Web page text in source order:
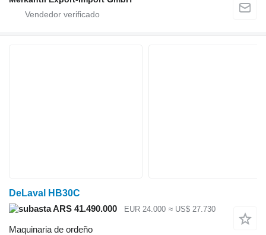
DeLaval HB30C
ARS 41.490.000
EUR 24.000 ≈ US$ 27.730
Maquinaria de ordeño